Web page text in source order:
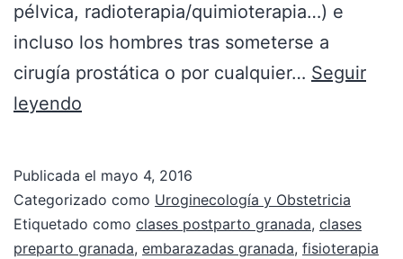
pélvica, radioterapia/quimioterapia…) e
incluso los hombres tras someterse a
cirugía prostática o por cualquier… Seguir
leyendo
Publicada el mayo 4, 2016
Categorizado como Uroginecología y Obstetricia
Etiquetado como clases postparto granada, clases
preparto granada, embarazadas granada, fisioterapia